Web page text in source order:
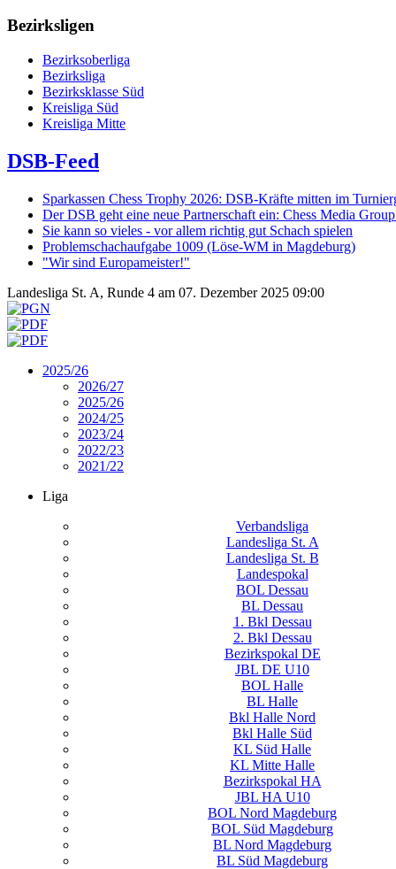
Bezirksligen
Bezirksoberliga
Bezirksliga
Bezirksklasse Süd
Kreisliga Süd
Kreisliga Mitte
DSB-Feed
Sparkassen Chess Trophy 2026: DSB-Kräfte mitten im
Der DSB geht eine neue Partnerschaft ein: Chess Media
Sie kann so vieles - vor allem richtig gut Schach spielen
Problemschachaufgabe 1009 (Löse-WM in Magdeburg)
"Wir sind Europameister!"
Landesliga St. A, Runde 4 am 07. Dezember 2025 09:00
2025/26
2026/27
2025/26
2024/25
2023/24
2022/23
2021/22
Liga
Verbandsliga
Landesliga St. A
Landesliga St. B
Landespokal
BOL Dessau
BL Dessau
1. Bkl Dessau
2. Bkl Dessau
Bezirkspokal DE
JBL DE U10
BOL Halle
BL Halle
Bkl Halle Nord
Bkl Halle Süd
KL Süd Halle
KL Mitte Halle
Bezirkspokal HA
JBL HA U10
BOL Nord Magdeburg
BOL Süd Magdeburg
BL Nord Magdeburg
BL Süd Magdeburg